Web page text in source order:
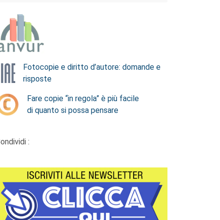
Fotocopie e diritto d’autore: domande e
risposte
Fare copie “in regola” è più facile
di quanto si possa pensare
: